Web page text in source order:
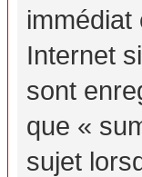
immédiat
Internet
sont
que «
sujet